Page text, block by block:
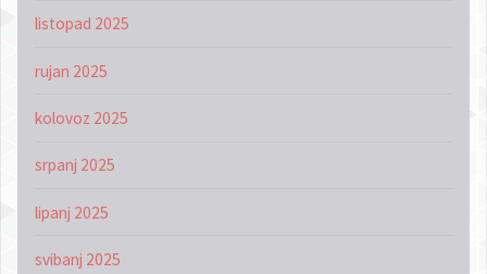
listopad 2025
rujan 2025
kolovoz 2025
srpanj 2025
lipanj 2025
svibanj 2025